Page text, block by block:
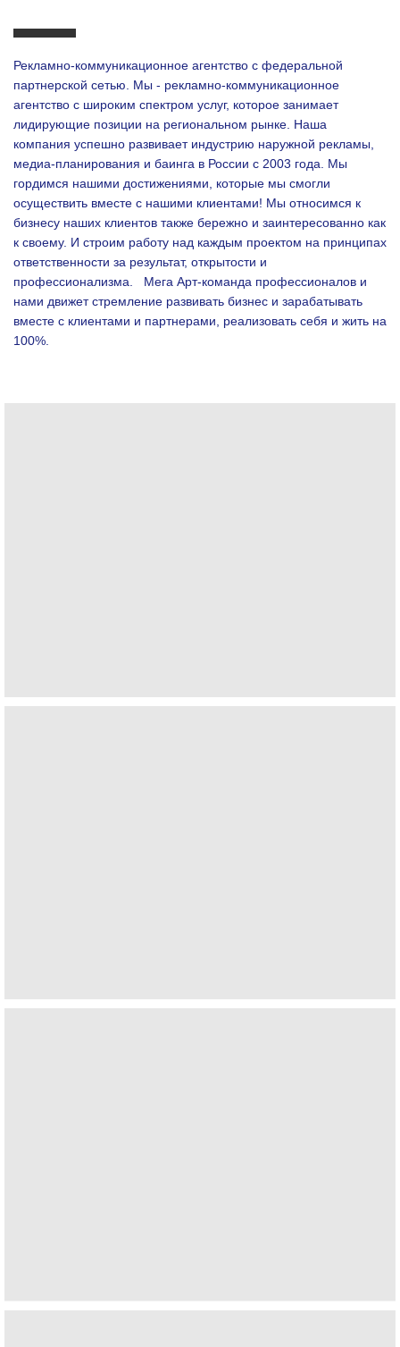
Рекламно-коммуникационное агентство с федеральной
партнерской сетью. Мы - рекламно-коммуникационное
агентство с широким спектром услуг, которое занимает
лидирующие позиции на региональном рынке. Наша
компания успешно развивает индустрию наружной рекламы,
медиа-планирования и баинга в России с 2003 года. Мы
гордимся нашими достижениями, которые мы смогли
осуществить вместе с нашими клиентами! Мы относимся к
бизнесу наших клиентов также бережно и заинтересованно как
к своему. И строим работу над каждым проектом на принципах
ответственности за результат, открытости и
профессионализма. Мега Арт-команда профессионалов и
нами движет стремление развивать бизнес и зарабатывать
вместе с клиентами и партнерами, реализовать себя и жить на
100%.